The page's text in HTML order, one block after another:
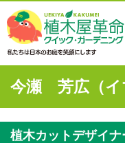
今瀬 芳広（イ
植木カットデザイナ